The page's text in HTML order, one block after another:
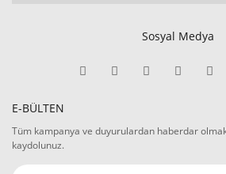
Sosyal Medya
E-BÜLTEN
Tüm kampanya ve duyurulardan haberdar
kaydolunuz.